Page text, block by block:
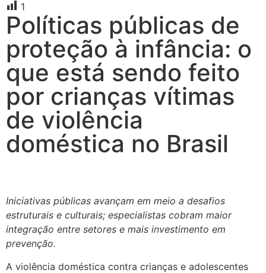
1
Políticas públicas de
proteção à infância: o
que está sendo feito
por crianças vítimas
de violência
doméstica no Brasil
Iniciativas públicas avançam em meio a desafios
estruturais e culturais; especialistas cobram maior
integração entre setores e mais investimento em
prevenção.
A violência doméstica contra crianças e adolescentes